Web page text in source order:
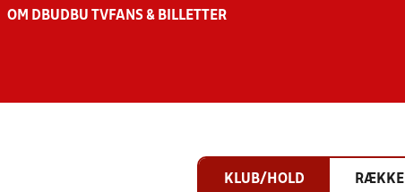
OM DBU DBU TV FANS & BILLETTER
KLUB/HOLD RÆKKE